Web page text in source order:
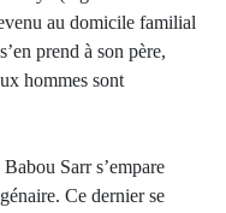
au domicile familial
prend à son père,
hommes sont
Sarr s’empare
Ce dernier se